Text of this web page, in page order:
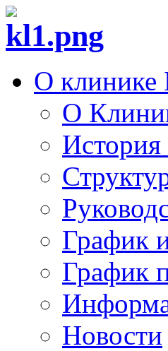
О
О
График
График
Новости